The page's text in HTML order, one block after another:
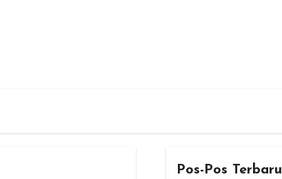
Pos-Pos Terbaru